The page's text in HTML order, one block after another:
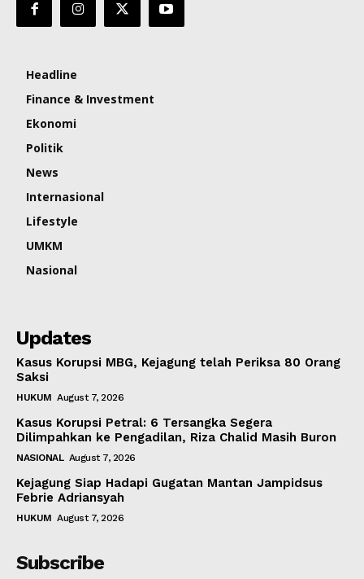
Headline
Finance & Investment
Ekonomi
Politik
News
Internasional
Lifestyle
UMKM
Nasional
Updates
Kasus Korupsi MBG, Kejagung telah Periksa 80 Orang
Saksi
HUKUM August 7, 2026
Kasus Korupsi Petral: 6 Tersangka Segera
Dilimpahkan ke Pengadilan, Riza Chalid Masih Buron
NASIONAL August 7, 2026
Kejagung Siap Hadapi Gugatan Mantan Jampidsus
Febrie Adriansyah
HUKUM August 7, 2026
Subscribe